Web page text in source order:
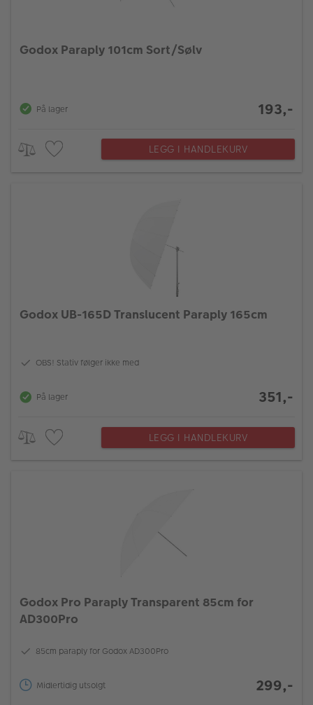
Godox Paraply 101cm Sort/Sølv
På lager 193,-
LEGG I HANDLEKURV
Godox UB-165D Translucent Paraply 165cm
OBS! Stativ følger ikke med
På lager 351,-
LEGG I HANDLEKURV
Godox Pro Paraply Transparent 85cm for
AD300Pro
85cm paraply for Godox AD300Pro
Midlertidig utsolgt 299,-